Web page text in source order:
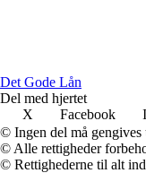
Det Gode Lån
Del med hjertet
X
Facebook
© Ingen del må
© Alle rettigheder
© Rettighederne til alt